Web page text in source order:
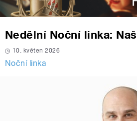
Nedělní Noční linka:
10. květen 2026
Noční linka